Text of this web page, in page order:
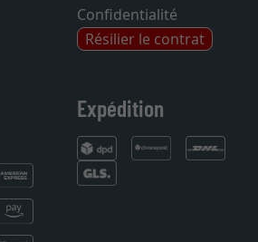
Confidentialité
Résilier le contrat
Expédition